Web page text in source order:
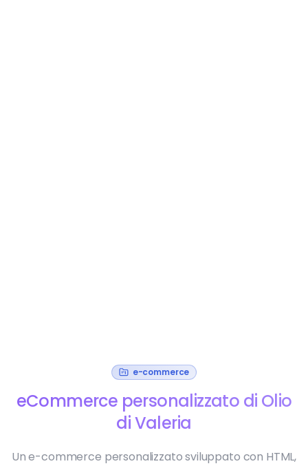
e-commerce
eCommerce personalizzato di Olio
di Valeria
Un e-commerce personalizzato sviluppato con HTML,